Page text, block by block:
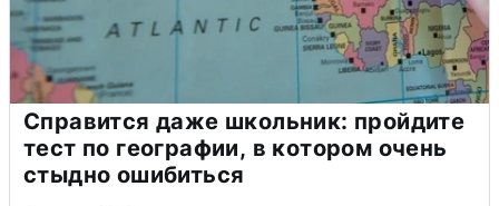
Справится даже школьник: пройдите
тест по географии, в котором очень
стыдно ошибиться